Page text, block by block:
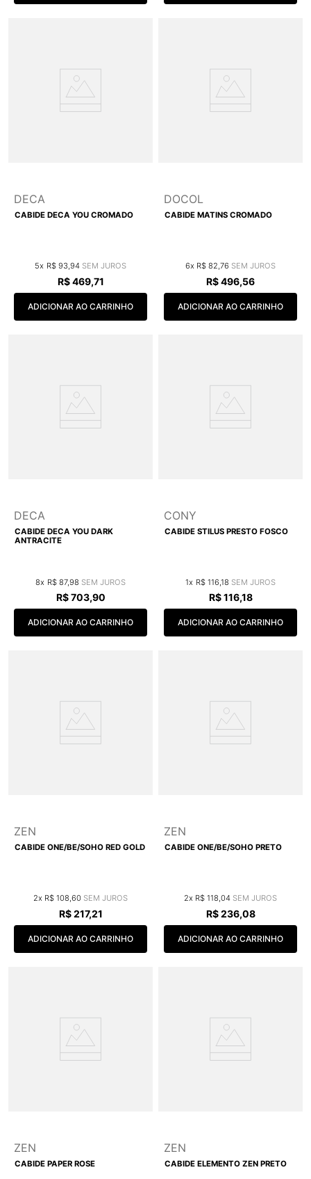
DECA
CABIDE DECA YOU CROMADO
5 R$ 93,94
R$ 469,71
ADICIONAR AO CARRINHO
DOCOL
CABIDE MATINS CROMADO
6 R$ 82,76
R$496,56
ADICIONAR AO CARRINHO
DECA
CABIDE DECA YOU DARK
ANTRACITE
8 R$ 87,98
R$ 703,90
ADICIONAR AO CARRINHO
CONY
CABIDE STILUS PRESTO FOSCO
1 R$ 116 18
R$ 116,18
ADICIONAR AO CARRINHO
ZEN
CABIDE ONE/BE/SOHO RED GOLD
2 R$ 108,60
R$ 217,21
ADICIONAR AO CARRINHO
ZEN
CABIDE ONE/BE/SOHO PRETO
2 R$ 118,04
R$ 236,08
ADICIONAR AO CARRINHO
ZEN
CABIDE PAPER ROSE
ZEN
CABIDE ELEMENTO ZEN PRETO